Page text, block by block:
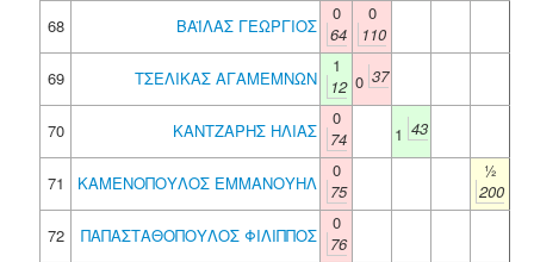
68
ΒΑΪΛΑΣ ΓΕΩΡΓΙΟΣ
0
64
0
110
69
ΤΣΕΛΙΚΑΣ ΑΓΑΜΕΜΝΩΝ
1
12 0 37
70 ΚΑΝΤΖΑΡΗΣ ΗΛΙΑΣ
0
74
1 43
71 ΚΑΜΕΝΟΠΟΥΛΟΣ ΕΜΜΑΝΟΥΗΛ
0
75
½
200
72
ΠΑΠΑΣΤΑΘΟΠΟΥΛΟΣ ΦΙΛΙΠΠΟΣ
0
76